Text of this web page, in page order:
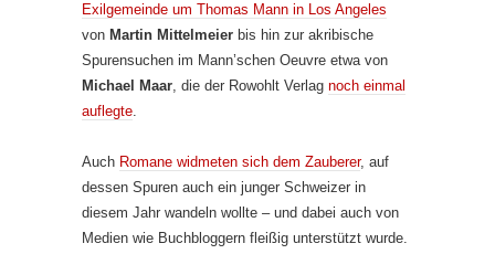
Exilgemeinde um Thomas Mann in Los Angeles
von Martin Mittelmeier bis hin zur akribische
Spurensuchen im Mann’schen Oeuvre etwa von
Michael Maar, die der Rowohlt Verlag noch einmal
auflegte.
Auch Romane widmeten sich dem Zauberer, auf
dessen Spuren auch ein junger Schweizer in
diesem Jahr wandeln wollte – und dabei auch von
Medien wie Buchbloggern fleißig unterstützt wurde.